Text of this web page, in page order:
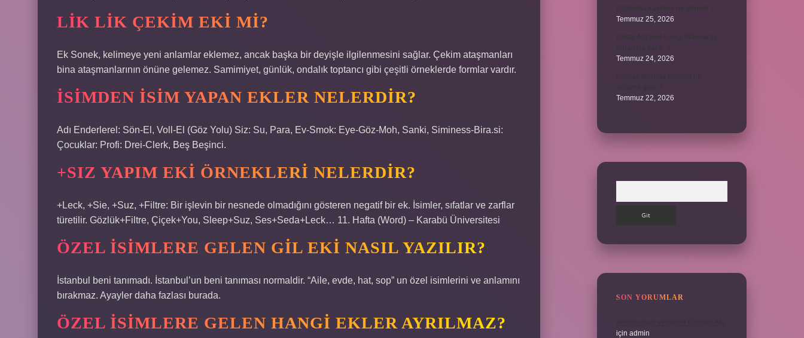
LIK LIK ÇEKIM EKI MI?
Ek Sonek, kelimeye yeni anlamlar eklemez, ancak başka bir deyişle ilgilenmesini sağlar. Çekim ataşmanları
bina ataşmanlarının önüne gelemez. Samimiyet, günlük, ondalık toptancı gibi çeşitli örneklerde formlar vardır.
İSIMDEN ISIM YAPAN EKLER NELERDIR?
Adı Enderlerel: Sön-El, Voll-El (Göz Yolu) Siz: Su, Para, Ev-Smok: Eye-Göz-Moh, Sanki, Siminess-Bira.si:
Çocuklar: Profi: Drei-Clerk, Beş Beşinci.
+SIZ YAPIM EKI ÖRNEKLERI NELERDIR?
+Leck, +Sie, +Suz, +Filtre: Bir işlevin bir nesnede olmadığını gösteren negatif bir ek. İsimler, sıfatlar ve zarflar
türetilir. Gözlük+Filtre, Çiçek+You, Sleep+Suz, Ses+Seda+Leck… 11. Hafta (Word) – Karabü Üniversitesi
ÖZEL ISIMLERE GELEN GIL EKI NASIL YAZILIR?
İstanbul beni tanımadı. İstanbul’un beni tanıması normaldir. “Aile, evde, hat, sop” un özel isimlerini ve anlamını
bırakmaz. Ayayler daha fazlası burada.
ÖZEL ISIMLERE GELEN HANGI EKLER AYRILMAZ?
Temmuz 25, 2026
Temmuz 24, 2026
Temmuz 22, 2026
SON YORUMLAR
için admin